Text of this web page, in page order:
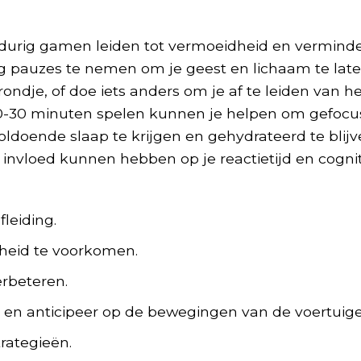
gamen leiden tot vermoeidheid en
pauzes te nemen om je geest en lichaam te
of doe iets anders om je af te leiden van
30 minuten spelen kunnen je helpen om
slaap te krijgen en gehydrateerd te
kunnen hebben op je reactietijd en
te voorkomen.
anticipeer op de bewegingen van de